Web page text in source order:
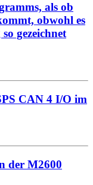
als ob
obwohl es
gezeichnet
CAN 4 I/O im
der M2600